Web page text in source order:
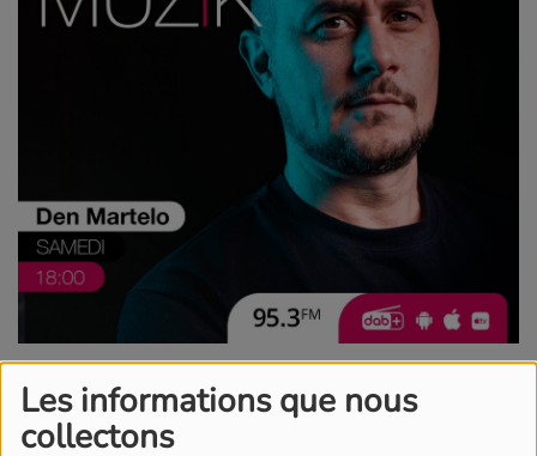
Les informations que nous
collectons
13 MAI 2026 - 1612 VUES
ÉCOUTER LE PODCAST TÉLÉCHARGER LE PODCAST